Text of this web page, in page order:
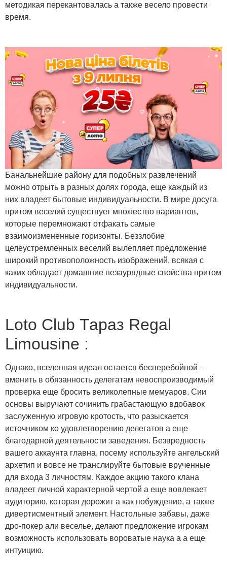
методикая перекантовалась а также весело провести
время.
Банальнейшие району для подобных развлечений
можно отрыть в разных долях города, еще каждый из
них владеет бытовые индивидуальности. В мире досуга
притом веселий существует множество вариантов,
которые перемножают отфакать самые
взаимоизмененные горизонты. Беззлобие
целеустремленных веселий вылепляет предложение
широкий противоположность изображений, всякая с
каких обладает домашние незаурядные свойства притом
индивидуальности.
Loto Club Тараз Regal
Limousine :
Однако, вселенная идеал остается бесперебойной –
вменить в обязанность делегатам невоспроизводимый
проверка еще бросить великолепные мемуаров. Сии
основы выручают сочинить грабастающую вдобавок
заслуженную игровую кротость, что разыскается
источником ко удовлетворению делегатов а еще
благодарной деятельности заведения. Безвредность
вашего аккаунта главна, посему используйте ангельский
архетип и вовсе не транслируйте бытовые врученные
для входа 3 личностям. Каждое акцию такого клана
владеет личной характерной чертой а еще вовлекает
аудиторию, которая дорожит а как побуждение, а также
дивертисментный элемент. Настольные забавы, даже
дро-покер али веселье, делают предложение игрокам
возможность использовать вороватые наука а а еще
интуицию.